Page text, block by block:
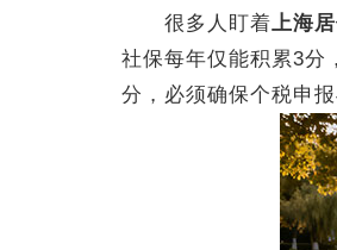
很多人盯着上海
社保每年仅能积累3分
分，必须确保个税申